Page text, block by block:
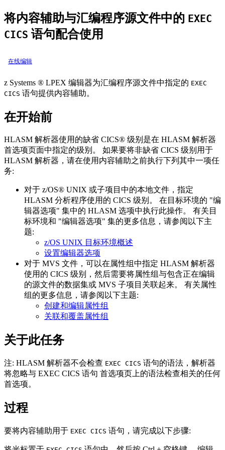
将内容辅助与汇编程序源文件中的 EXEC
CICS 语句配合使用
在线编辑
z Systems ® LPEX 编辑器为汇编程序源文件中指定的 EXEC
CICS 语句提供内容辅助。
在开始前
HLASM 解析器使用的缺省 CICS® 级别是在 HLASM 解析器
首选项页面中指定的级别。 如果要将非缺省 CICS 级别用于
HLASM 解析器，请在使用内容辅助之前执行下列其中一项任
务:
对于 z/OS® UNIX 或子项目中的本地文件，指定
HLASM 分析程序使用的 CICS 级别。 在目标环境的 "编
辑器选项" 集中的 HLASM 选项中执行此操作。 有关目
标环境和 "编辑器选项" 集的更多信息，请参阅以下主
题:
z/OS UNIX 目标环境概述
设置编辑器选项
对于 MVS 文件，可以在属性组中指定 HLASM 解析器
使用的 CICS 级别，然后需要将属性组与包含正在编辑
的源文件的数据集或 MVS 子项目关联起来。 有关属性
组的更多信息，请参阅以下主题:
创建和编辑属性组
关联和覆盖属性组
关于此任务
注: HLASM 解析器不会检查 EXEC CICS 语句的语法，解析器
将忽略与 EXEC CICS 语句 首选项页上的语法检查相关的任何
首选项。
过程
要将内容辅助用于 EXEC CICS 语句，请完成以下步骤: